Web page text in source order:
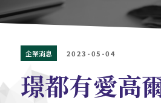
企業消息 2023-05-04
璟都有愛高